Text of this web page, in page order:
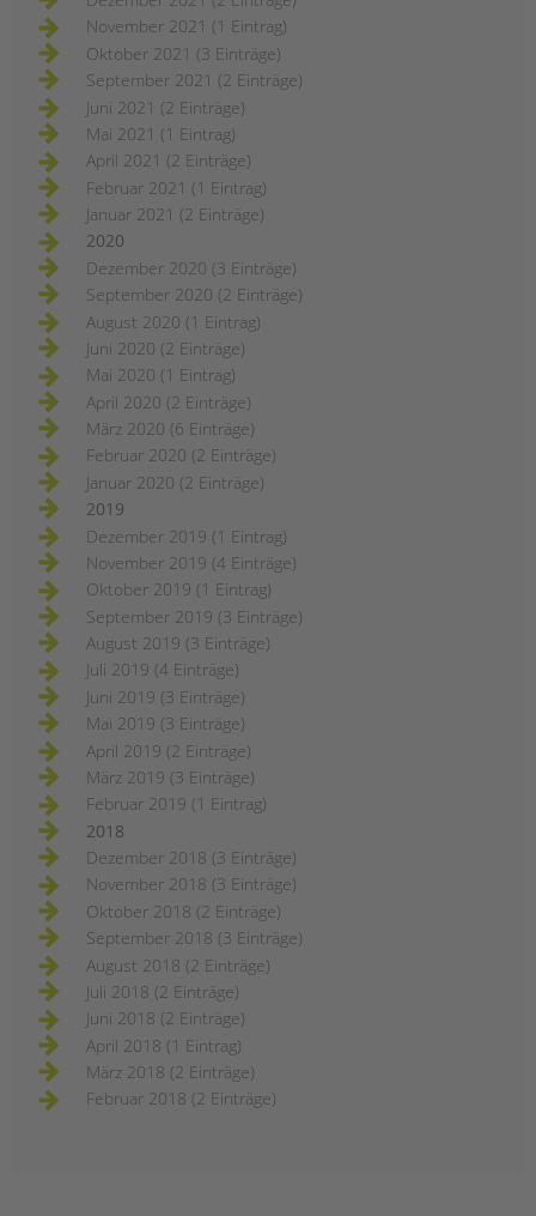
November 2021 (1 Eintrag)
Oktober 2021 (3 Einträge)
September 2021 (2 Einträge)
Juni 2021 (2 Einträge)
Mai 2021 (1 Eintrag)
April 2021 (2 Einträge)
Februar 2021 (1 Eintrag)
Januar 2021 (2 Einträge)
2020
Dezember 2020 (3 Einträge)
September 2020 (2 Einträge)
August 2020 (1 Eintrag)
Juni 2020 (2 Einträge)
Mai 2020 (1 Eintrag)
April 2020 (2 Einträge)
März 2020 (6 Einträge)
Februar 2020 (2 Einträge)
Januar 2020 (2 Einträge)
2019
Dezember 2019 (1 Eintrag)
November 2019 (4 Einträge)
Oktober 2019 (1 Eintrag)
September 2019 (3 Einträge)
August 2019 (3 Einträge)
Juli 2019 (4 Einträge)
Juni 2019 (3 Einträge)
Mai 2019 (3 Einträge)
April 2019 (2 Einträge)
März 2019 (3 Einträge)
Februar 2019 (1 Eintrag)
2018
Dezember 2018 (3 Einträge)
November 2018 (3 Einträge)
Oktober 2018 (2 Einträge)
September 2018 (3 Einträge)
August 2018 (2 Einträge)
Juli 2018 (2 Einträge)
Juni 2018 (2 Einträge)
April 2018 (1 Eintrag)
März 2018 (2 Einträge)
Februar 2018 (2 Einträge)